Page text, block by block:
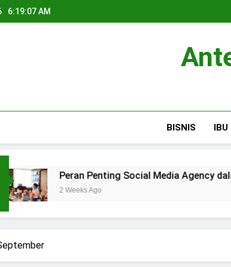
6:19:07 AM
BISNIS IBU
Peran Penting Social Media Agency dalam
2 Weeks Ago